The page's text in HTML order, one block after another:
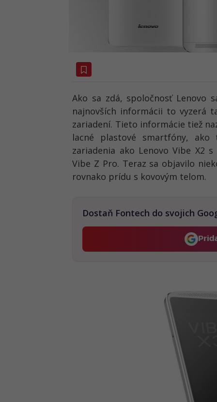
Ako sa zdá, spoločnosť Lenovo
najnovších informácii to vyzerá
zariadení. Tieto informácie tiež
lacné plastové smartfóny,
zariadenia ako Lenovo Vibe X2
Vibe Z Pro. Teraz sa objavilo
rovnako prídu s kovovým telom.
Dostaň Fontech do svojich